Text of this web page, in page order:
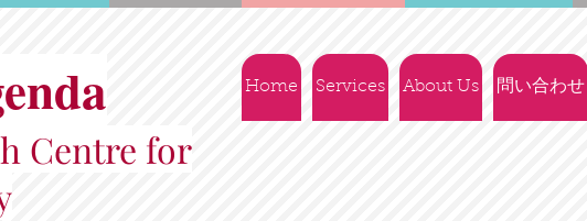
Centre for
Home Services About Us 問い合わせ